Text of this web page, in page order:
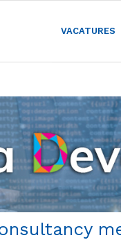
VACATURES